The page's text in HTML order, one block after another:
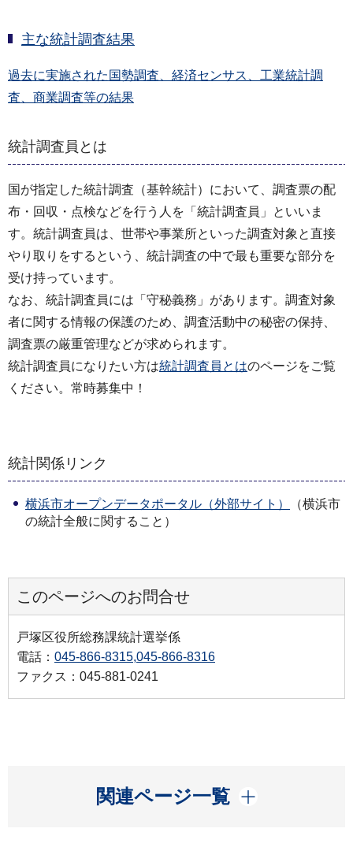
主な統計調査結果
過去に実施された国勢調査、経済センサス、工業統計調
査、商業調査等の結果
統計調査員とは
国が指定した統計調査（基幹統計）において、調査票の配
布・回収・点検などを行う人を「統計調査員」といいま
す。統計調査員は、世帯や事業所といった調査対象と直接
やり取りをするという、統計調査の中で最も重要な部分を
受け持っています。
なお、統計調査員には「守秘義務」があります。調査対象
者に関する情報の保護のため、調査活動中の秘密の保持、
調査票の厳重管理などが求められます。
統計調査員になりたい方は統計調査員とはのページをご覧
ください。常時募集中！
統計関係リンク
横浜市オープンデータポータル（外部サイト）
（横浜市
の統計全般に関すること）
このページへのお問合せ
戸塚区役所総務課統計選挙係
電話： 045-866-8315,045-866-8316
ファクス：045-881-0241
関連ページ一覧
開く